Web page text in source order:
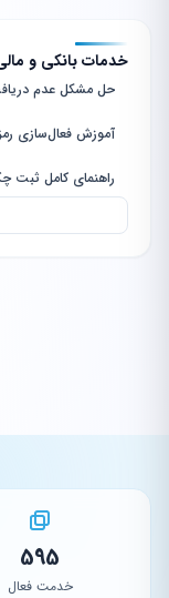
خدمات بانکی و
حل مشکل عدم
آموزش فعال‌سازی
راهنمای کامل ثبت
595
خدمت فعال